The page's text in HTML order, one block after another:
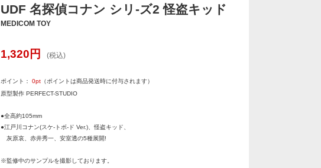
UDF 名探偵コナン シリ-ズ2 怪盗キッド
MEDICOM TOY
1,320 円 (税込)
ポイント： 0pt （ポイントは商品発送時に付与されます）
原型製作 PERFECT-STUDIO
●全高約105mm
●江戸川コナン(スケ-トボ-ド Ver.)、怪盗キッド、
灰原哀、赤井秀一、安室透の5種展開!
※監修中のサンプルを撮影しております。